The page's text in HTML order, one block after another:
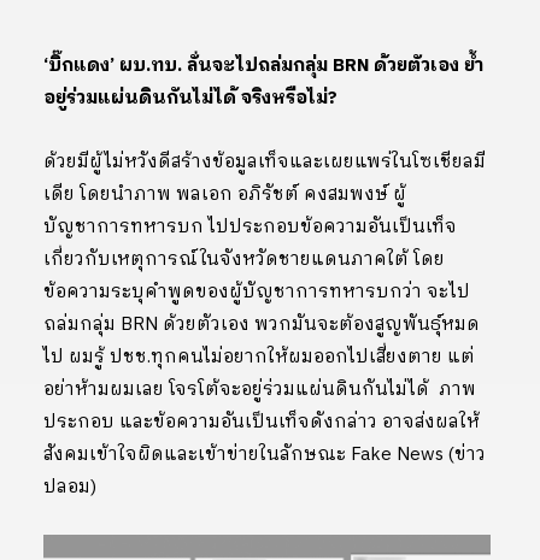
‘บิ๊กแดง’ ผบ.ทบ. ลั่นจะไปถล่มกลุ่ม BRN ด้วยตัวเอง ย้ำ
อยู่ร่วมแผ่นดินกันไม่ได้ จริงหรือไม่?
ด้วยมีผู้ไม่หวังดีสร้างข้อมูลเท็จและเผยแพร่ในโซเชียลมี
เดีย โดยนำภาพ พลเอก อภิรัชต์ คงสมพงษ์ ผู้
บัญชาการทหารบก ไปประกอบข้อความอันเป็นเท็จ
เกี่ยวกับเหตุการณ์ในจังหวัดชายแดนภาคใต้ โดย
ข้อความระบุคำพูดของผู้บัญชาการทหารบกว่า จะไป
ถล่มกลุ่ม BRN ด้วยตัวเอง พวกมันจะต้องสูญพันธุ์หมด
ไป ผมรู้ ปชช.ทุกคนไม่อยากให้ผมออกไปเสี่ยงตาย แต่
อย่าห้ามผมเลย โจรโต้จะอยู่ร่วมแผ่นดินกันไม่ได้ ภาพ
ประกอบ และข้อความอันเป็นเท็จดังกล่าว อาจส่งผลให้
สังคมเข้าใจผิดและเข้าข่ายในลักษณะ Fake News (ข่าว
ปลอม)